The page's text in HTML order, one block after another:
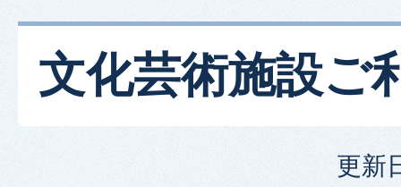
文化芸術施設ご
更新